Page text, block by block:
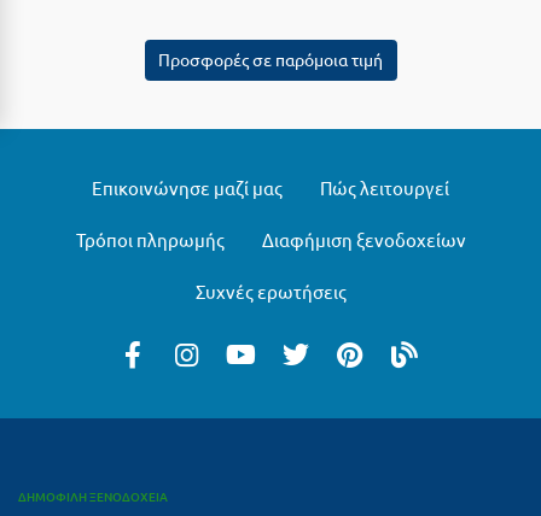
Παραλία Κατερίνης
Παρνασσός
Προσφορές σε παρόμοια τιμή
Επικοινώνησε μαζί μας Πώς λειτουργεί
Τρόποι πληρωμής Διαφήμιση ξενοδοχείων
Συχνές ερωτήσεις
ΔΗΜΟΦΙΛΗ ΞΕΝΟΔΟΧΕΙΑ